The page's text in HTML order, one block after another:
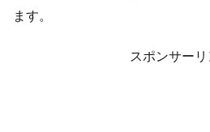
ます。
スポンサーリ